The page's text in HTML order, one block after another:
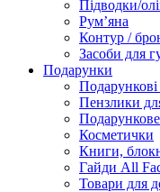
Підводки/
Румʼяна
Контур /
Засоби для
Подарунки
Подарункові
Пензлики
Косметички
Книги,
Гайди All
Товари для